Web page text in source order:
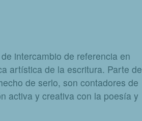
intercambio de referencia en
artística de la escritura. Parte de
de serlo, son contadores de
activa y creativa con la poesía y